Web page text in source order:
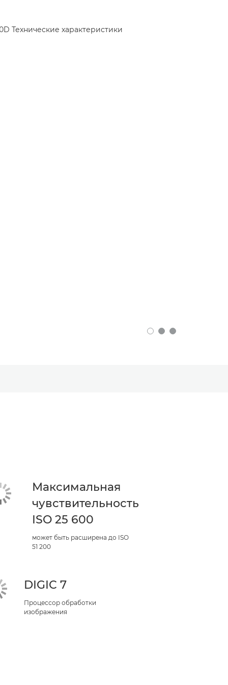
Максимальная
чувствительность
ISO 25 600
может быть расширена до ISO
51 200
DIGIC 7
Процессор обработки
изображения